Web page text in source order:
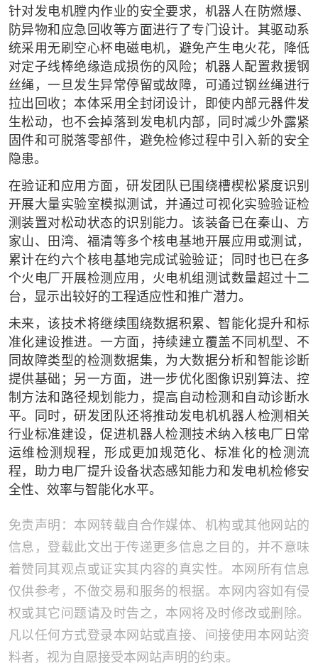
针对发电机膛内作业的安全要求，机器人在防燃爆、
防异物和应急回收等方面进行了专门设计。其驱动系
统采用无刷空心杯电磁电机，避免产生电火花，降低
对定子线棒绝缘造成损伤的风险；机器人配置救援钢
丝绳，一旦发生异常停留或故障，可通过钢丝绳进行
拉出回收；本体采用全封闭设计，即使内部元器件发
生松动，也不会掉落到发电机内部，同时减少外露紧
固件和可脱落零部件，避免检修过程中引入新的安全
隐患。
在验证和应用方面，研发团队已围绕槽楔松紧度识别
开展大量实验室模拟测试，并通过可视化实验验证检
测装置对松动状态的识别能力。该装备已在秦山、方
家山、田湾、福清等多个核电基地开展应用或测试，
累计在约六个核电基地完成试验验证；同时也已在多
个火电厂开展检测应用，火电机组测试数量超过十二
台，显示出较好的工程适应性和推广潜力。
未来，该技术将继续围绕数据积累、智能化提升和标
准化建设推进。一方面，持续建立覆盖不同机型、不
同故障类型的检测数据集，为大数据分析和智能诊断
提供基础；另一方面，进一步优化图像识别算法、控
制方法和路径规划能力，提高自动检测和自动诊断水
平。同时，研发团队还将推动发电机机器人检测相关
行业标准建设，促进机器人检测技术纳入核电厂日常
运维检测规程，形成更加规范化、标准化的检测流
程，助力电厂提升设备状态感知能力和发电机检修安
全性、效率与智能化水平。
免责声明：本网转载自合作媒体、机构或其他网站的
信息，登载此文出于传递更多信息之目的，并不意味
着赞同其观点或证实其内容的真实性。本网所有信息
仅供参考，不做交易和服务的根据。本网内容如有侵
权或其它问题请及时告之，本网将及时修改或删除。
凡以任何方式登录本网站或直接、间接使用本网站资
料者，视为自愿接受本网站声明的约束。